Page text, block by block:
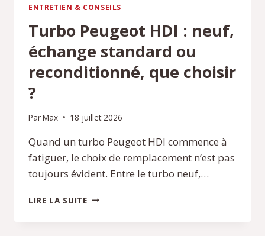
ENTRETIEN & CONSEILS
Turbo Peugeot HDI : neuf,
échange standard ou
reconditionné, que choisir
?
ParMax 18 juillet 2026
Quand un turbo Peugeot HDI commence à
fatiguer, le choix de remplacement n’est pas
toujours évident. Entre le turbo neuf,…
LIRE LA SUITETURBO